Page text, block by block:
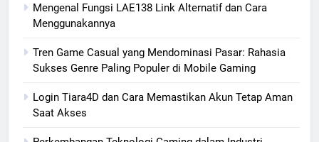
Mengenal Fungsi LAE138 Link Alternatif dan Cara
Menggunakannya
Tren Game Casual yang Mendominasi Pasar: Rahasia
Sukses Genre Paling Populer di Mobile Gaming
Login Tiara4D dan Cara Memastikan Akun Tetap Aman
Saat Akses